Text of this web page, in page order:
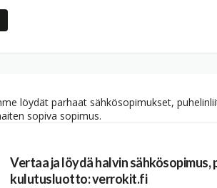
Vertaa ja löydä halvin sähkösopimus,
kulutusluotto: verrokit.fi